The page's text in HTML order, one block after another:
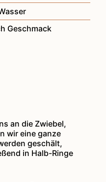
Geschmack
an die Zwiebel,
wir eine ganze
geschält,
in Halb-Ringe